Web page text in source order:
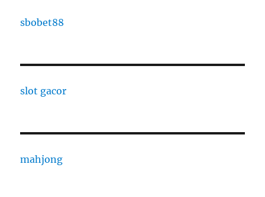
sbobet88
slot gacor
mahjong